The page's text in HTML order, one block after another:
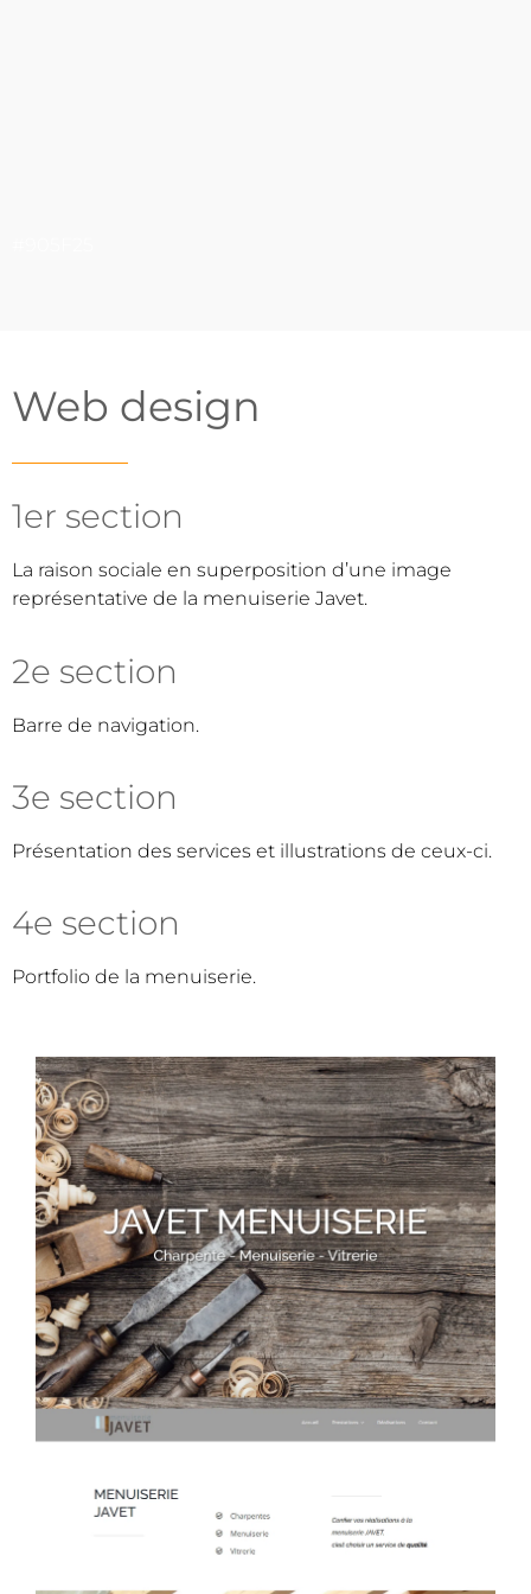
Web design
1er section
La raison sociale en superposition d’une image
représentative de la menuiserie Javet.
2e section
Barre de navigation.
3e section
Présentation des services et illustrations de ceux-ci.
4e section
Portfolio de la menuiserie.